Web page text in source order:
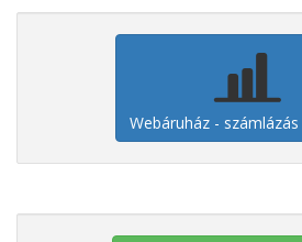
Webáruház -